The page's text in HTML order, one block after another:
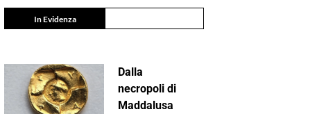
In Evidenza
Dalla
necropoli di
Maddalusa